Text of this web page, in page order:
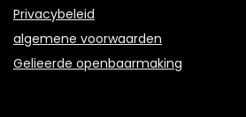
Privacybeleid
algemene voorwaarden
Gelieerde openbaarmaking